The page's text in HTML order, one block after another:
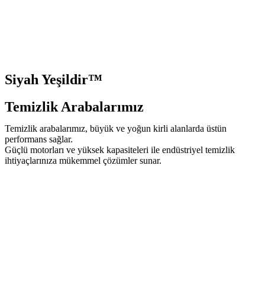
Siyah Yeşildir™
Temizlik Arabalarımız
Temizlik arabalarımız, büyük ve yoğun kirli alanlarda üstün
performans sağlar.
Güçlü motorları ve yüksek kapasiteleri ile endüstriyel temizlik
ihtiyaçlarınıza mükemmel çözümler sunar.